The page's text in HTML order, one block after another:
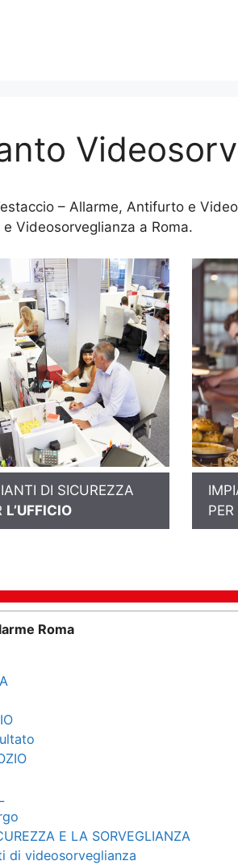
– Allarme, Antifurto e
e Videosorveglianza a Roma.
DI SICUREZZA
L’UFFICIO
PER
Roma
E LA SORVEGLIANZA
di videosorveglianza